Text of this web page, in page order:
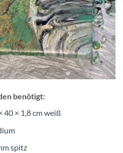
benötigt:
40 × 1,8 cm weiß
spitz